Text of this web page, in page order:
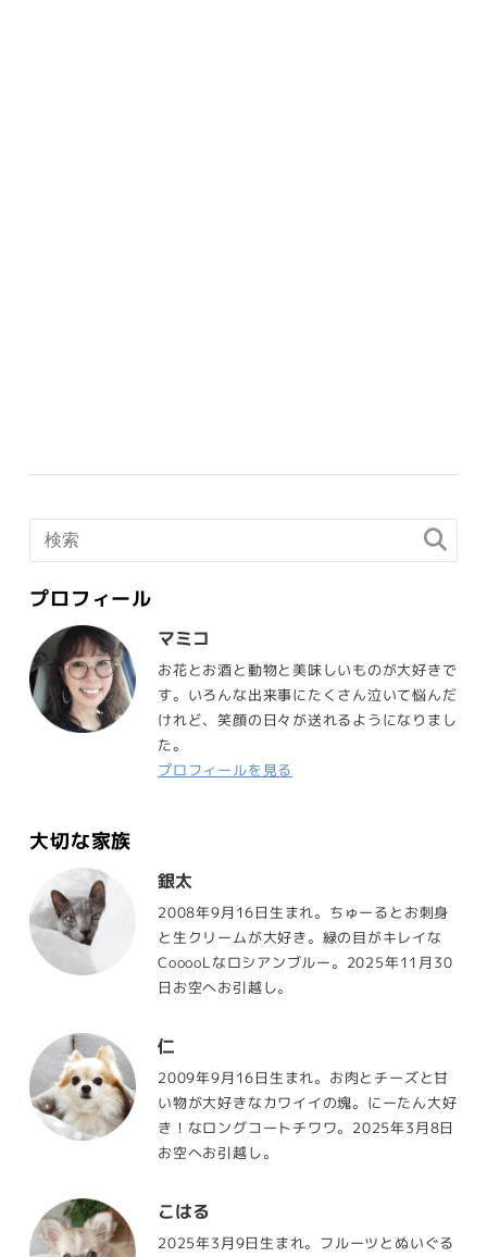
プロフィール
マミコ
お花とお酒と動物と美味しいものが大好きで
す。いろんな出来事にたくさん泣いて悩んだ
けれど、笑顔の日々が送れるようになりまし
た。
プロフィールを見る
大切な家族
銀太
2008年9月16日生まれ。ちゅーるとお刺身
と生クリームが大好き。緑の目がキレイな
CooooLなロシアンブルー。2025年11月30
日お空へお引越し。
仁
2009年9月16日生まれ。お肉とチーズと甘
い物が大好きなカワイイの塊。にーたん大好
き！なロングコートチワワ。2025年3月8日
お空へお引越し。
こはる
2025年3月9日生まれ。フルーツとぬいぐる